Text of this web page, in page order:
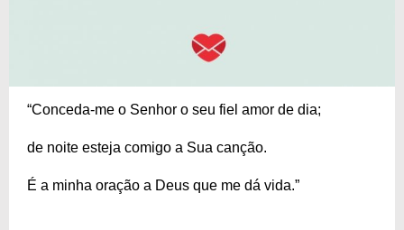
“Conceda-me o Senhor o seu fiel amor de dia;
de noite esteja comigo a Sua canção.
É a minha oração a Deus que me dá vida.”